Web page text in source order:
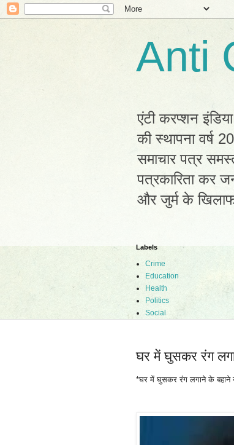
Anti
एंटी करप्शन
की स्थापना वर्ष
समाचार पत्र
पत्रकारिता कर
और जुर्म के
Labels
Crime
Education
Health
Politics
Social
घर में घुसकर रंग
*घर में घुसकर रंग लगाने के बहाने